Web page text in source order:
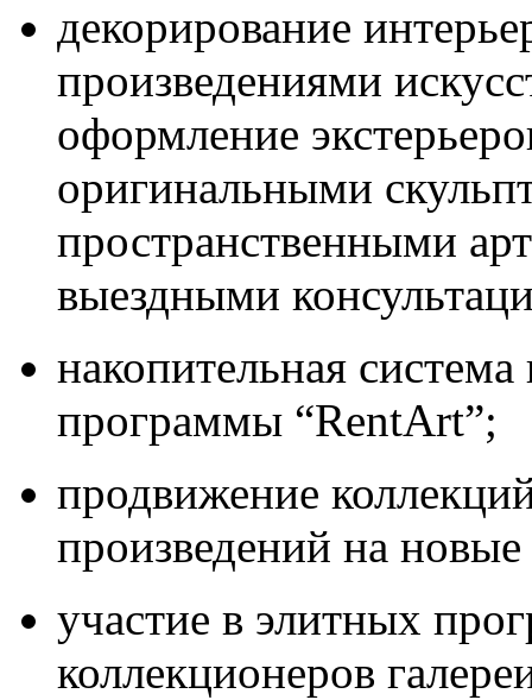
декорирование
произведениями
оформление
оригинальными
пространственными
выездными
накопительная система
программы “RentArt”;
продвижение
произведений на
участие в элитных
коллекционеров